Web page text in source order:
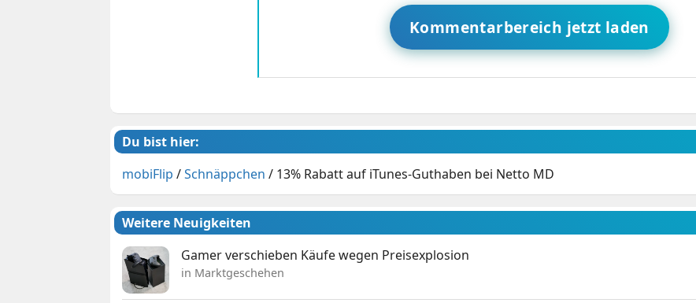
Kommentarbereich jetzt laden
Du bist hier:
mobiFlip /Schnäppchen / 13% Rabatt auf iTunes-Guthaben bei Netto MD
Weitere Neuigkeiten
Gamer verschieben Käufe wegen Preisexplosion
in Marktgeschehen